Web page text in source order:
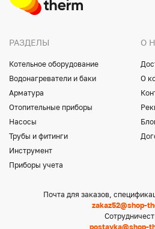
РАЗДЕЛЫ
Котельное оборудование
Водонагреватели и баки
Арматура
Отопительные приборы
Насосы
Трубы и фитинги
Инструмент
Приборы учета
О
О
Почта для заказов,
zakaz52@shop-
postavka@shop-